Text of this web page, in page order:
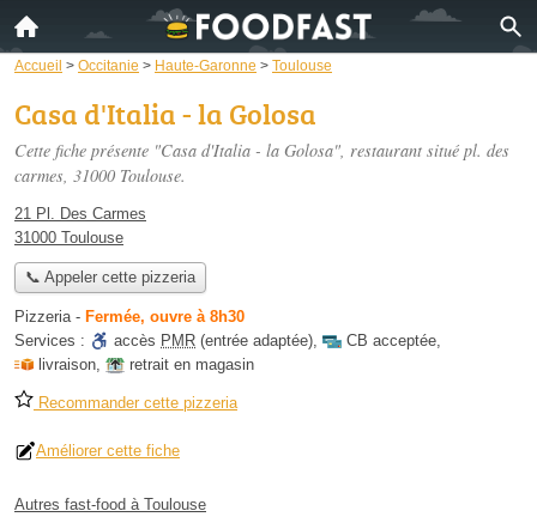
Accueil > Occitanie > Haute-Garonne > Toulouse
Casa d'Italia - la Golosa
Cette fiche présente "Casa d'Italia - la Golosa", restaurant situé pl. des
carmes, 31000 Toulouse.
21 Pl. Des Carmes
31000 Toulouse
📞 Appeler cette pizzeria
Pizzeria- Fermée, ouvre à 8h30
Services :
accès PMR (entrée adaptée), CB acceptée,
livraison, retrait en magasin
Recommander cette pizzeria
Améliorer cette fiche
Autres fast-food à Toulouse